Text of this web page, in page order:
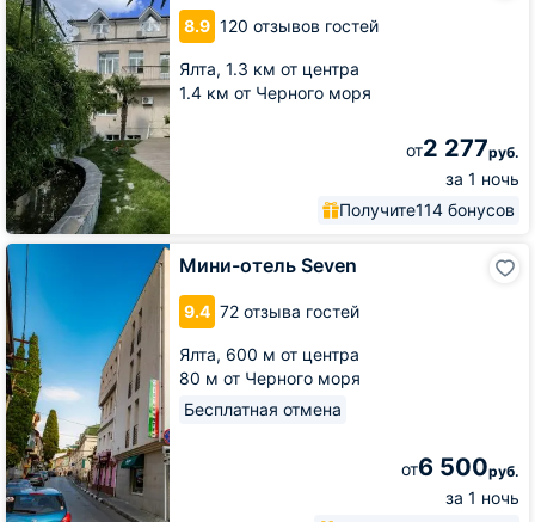
8.9 120 отзывов гостей
Ялта, 1.3 км от центра
1.4 км от Черного моря
от2 277руб.
за 1 ночь
Получите114 бонусов
Горный
Воздух
Мини-отель Seven
9.4 72 отзыва гостей
Ялта, 600 м от центра
80 м от Черного моря
Бесплатная отмена
от6 500руб.
за 1 ночь
Мини-
отель
Seven